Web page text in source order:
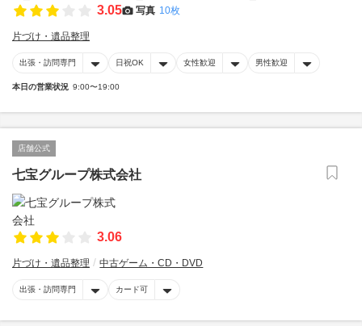
3.05 写真 10枚
片づけ・遺品整理
出張・訪問専門 日祝OK 女性歓迎 男性歓迎
本日の営業状況 9:00〜19:00
店舗公式
七宝グループ株式会社
3.06
片づけ・遺品整理 中古ゲーム・CD・DVD
出張・訪問専門 カード可